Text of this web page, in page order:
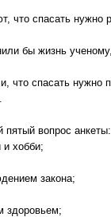
что спасать нужно
бы жизнь
что спасать нужно
вопрос
и хобби;
закона;
здоровьем;